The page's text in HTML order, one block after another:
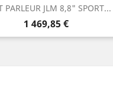
PARLEUR JLM 8,8" SPORT...
Prix
1 469,85 €
Aperçu rapide